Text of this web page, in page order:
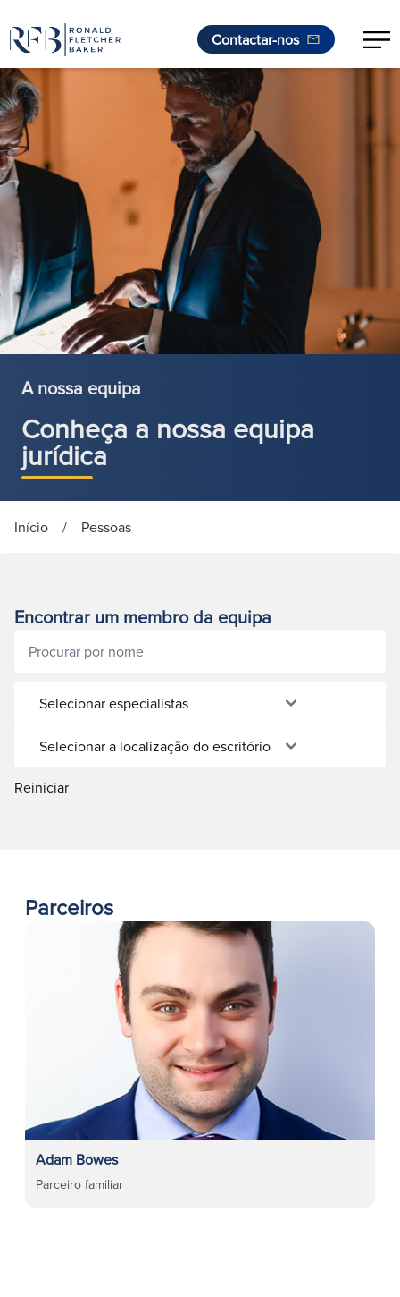
Saltar para o conteúdo
Contactar-nos
A nossa equipa
Conheça a nossa equipa
jurídica
Início / Pessoas
Encontrar um membro da equipa
Parceiros
Adam Bowes
Parceiro familiar